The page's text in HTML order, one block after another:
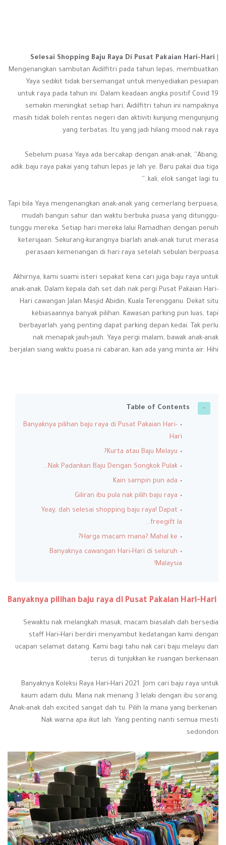
Selesai Shopping Baju Raya Di Pusat Pakaian Hari-Hari
Mengenangkan sambutan Aidilfitri pada tahun lepas, membuatkan
Yaya sedikit tidak bersemangat untuk menyediakan pesiapan
untuk raya pada tahun ini. Dalam keadaan angka positif Covid 19
semakin meningkat setiap hari, Aidilfitri tahun ini nampaknya
masih tidak boleh rentas negeri dan aktiviti kunjung mengunjung
yang terbatas. Itu yang jadi hilang mood nak raya.
Sebelum puasa Yaya ada bercakap dengan anak-anak, ''Abang,
adik..baju raya pakai yang tahun lepas je lah ye. Baru pakai dua tiga
kali, elok sangat lagi tu..''
Tapi bila Yaya mengenangkan anak-anak yang cemerlang berpuasa,
mudah bangun sahur dan waktu berbuka puasa yang ditunggu-
tunggu mereka. Setiap hari mereka lalui Ramadhan dengan penuh
keterujaan. Sekurang-kurangnya biarlah anak-anak turut merasa
perasaan kemenangan di hari raya setelah sebulan berpuasa.
Akhirnya, kami suami isteri sepakat kena cari juga baju raya untuk
anak-anak. Dalam kepala dah set dah nak pergi Pusat Pakaian Hari-
Hari cawangan Jalan Masjid Abidin, Kuala Terengganu. Dekat situ
kebiasaannya banyak pilihan. Kawasan parking pun luas, tapi
berbayarlah..yang penting dapat parking depan kedai. Tak perlu
nak menapak jauh-jauh. Yaya pergi malam, bawak anak-anak
berjalan siang waktu puasa ni cabaran, kan ada yang minta air. Hihi.
Table of Contents
Banyaknya pilihan baju raya di Pusat Pakaian Hari-
Hari
Kurta atau Baju Melayu?
Nak Padankan Baju Dengan Songkok Pulak...
Kain sampin pun ada
Giliran ibu pula nak pilih baju raya
Yeay, dah selesai shopping baju raya! Dapat
freegift la...
Harga macam mana? Mahal ke?
Banyaknya cawangan Hari-Hari di seluruh
Malaysia!
Banyaknya pilihan baju raya di Pusat Pakaian Hari-Hari
Sewaktu nak melangkah masuk, macam biasalah dah bersedia
staff Hari-Hari berdiri menyambut kedatangan kami dengan
ucapan selamat datang. Kami bagi tahu nak cari baju melayu dan
terus di tunjukkan ke ruangan berkenaan.
Banyaknya Koleksi Raya Hari-Hari 2021. Jom cari baju raya untuk
kaum adam dulu. Mana nak menang 3 lelaki dengan ibu sorang.
Anak-anak dah excited sangat dah tu. Pilih la mana yang berkenan.
Nak warna apa ikut lah. Yang penting nanti semua mesti
sedondon.